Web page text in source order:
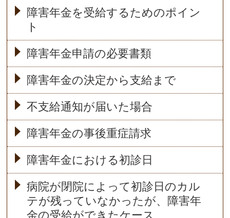
障害年金を受給するためのポイン
ト
障害年金申請の必要書類
障害年金の決定から支給まで
不支給通知が届いた場合
障害年金の事後重症請求
障害年金における初診日
病院が閉院によって初診日のカル
テが残っていなかったが、障害年
金の受給ができたケース